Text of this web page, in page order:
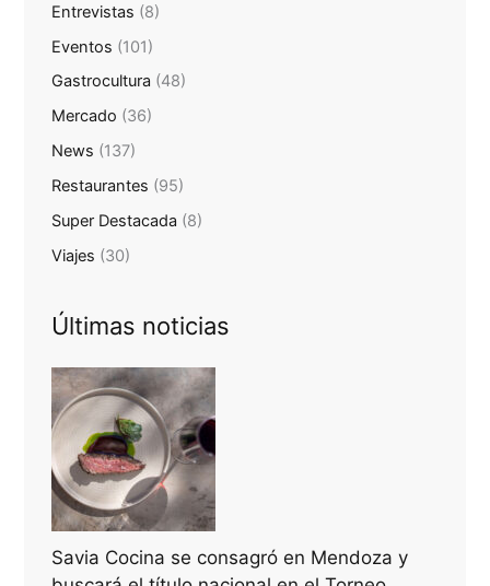
Entrevistas (8)
Eventos (101)
Gastrocultura (48)
Mercado (36)
News (137)
Restaurantes (95)
Super Destacada (8)
Viajes (30)
Últimas noticias
Savia Cocina se consagró en Mendoza y